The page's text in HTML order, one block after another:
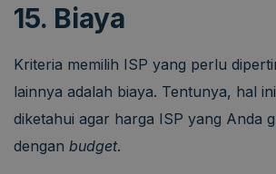
15. Biaya
Kriteria memilih ISP yang perlu
lainnya adalah biaya. Tentunya, hal
diketahui agar harga ISP yang Anda
dengan budget.